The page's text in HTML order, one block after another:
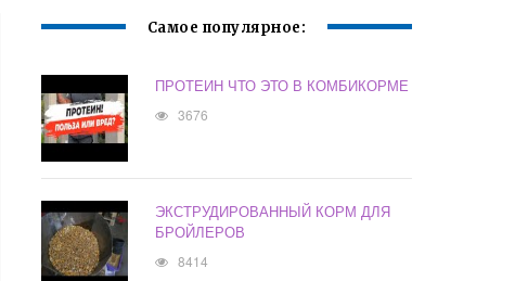
Самое популярное:
ПРОТЕИН ЧТО ЭТО В КОМБИКОРМЕ
3676
ЭКСТРУДИРОВАННЫЙ КОРМ ДЛЯ
БРОЙЛЕРОВ
8414